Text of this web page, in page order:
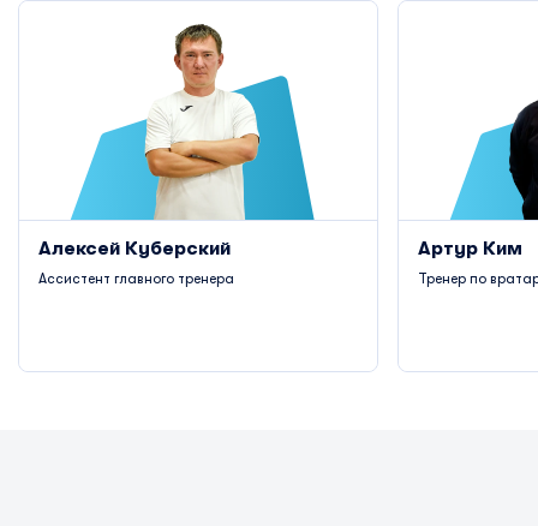
Алексей Куберский
Ассистент главного тренера
Артур Ким
Тренер по